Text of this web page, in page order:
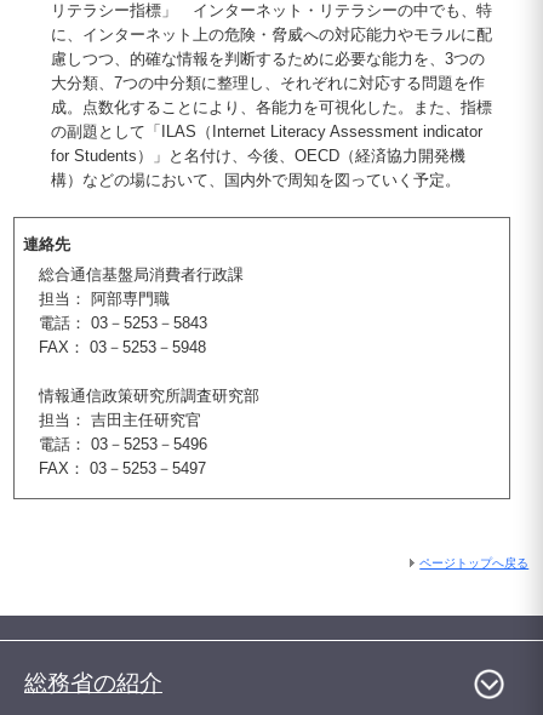
リテラシー指標」 インターネット・リテラシーの中でも、特
に、インターネット上の危険・脅威への対応能力やモラルに配
慮しつつ、的確な情報を判断するために必要な能力を、3つの
大分類、7つの中分類に整理し、それぞれに対応する問題を作
成。点数化することにより、各能力を可視化した。また、指標
の副題として「ILAS（Internet Literacy Assessment indicator
for Students）」と名付け、今後、OECD（経済協力開発機
構）などの場において、国内外で周知を図っていく予定。
連絡先
総合通信基盤局消費者行政課
担当： 阿部専門職
電話： 03－5253－5843
FAX： 03－5253－5948
情報通信政策研究所調査研究部
担当： 吉田主任研究官
電話： 03－5253－5496
FAX： 03－5253－5497
ページトップへ戻る
総務省の紹介